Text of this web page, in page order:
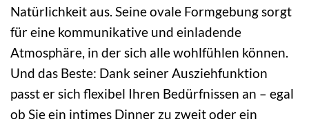
Natürlichkeit aus. Seine ovale Formgebung sorgt
für eine kommunikative und einladende
Atmosphäre, in der sich alle wohlfühlen können.
Und das Beste: Dank seiner Ausziehfunktion
passt er sich flexibel Ihren Bedürfnissen an – egal
ob Sie ein intimes Dinner zu zweit oder ein